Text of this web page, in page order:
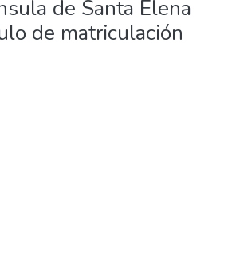
de Santa Elena
de matriculación